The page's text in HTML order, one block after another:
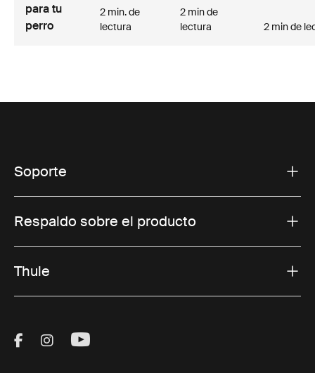
para tu
perro
2 min. de
lectura
2 min de
lectura
2 min de
Soporte
Respaldo sobre el producto
Thule
Visit Thule on Facebook (external link)
Visit Thule on Instagram (external link)
Visit Thule on Youtube (external